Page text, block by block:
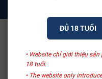
ĐỦ 18 TUỔI
• Website chỉ giới thiệu
18 tuổi.
• The website only